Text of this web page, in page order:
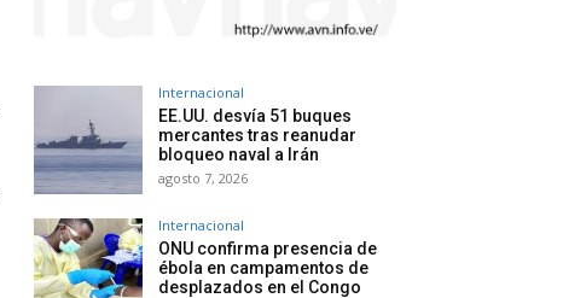
Internacional
EE.UU. desvía 51 buques
mercantes tras reanudar
bloqueo naval a Irán
agosto 7, 2026
Internacional
ONU confirma presencia de
ébola en campamentos de
desplazados en el Congo